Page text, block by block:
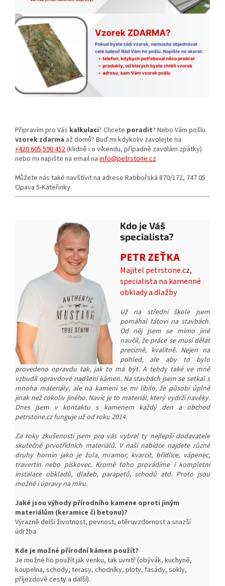
Připravím pro Vás kalkulaci? Chcete poradit? Nebo Vám pošlu
vzorek zdarma až domů? Buď mi kdykoliv zavolejte na
+420 605 590 452(klidně i o víkendu, případně zavolám zpátky)
nebo mi napište na email na info@petrstone.cz
Můžete nás také navštívit na adrese Ratibořská 870/172, 747 05
Opava 5-Kateřinky.
Kdo je Váš
specialista?
PETR ZEŤKA
Majitel petrstone.cz,
specialista na kamenné
obklady a dlažby
Už na střední škole jsem
pomáhal tátovi na stavbách.
Od něj jsem se mimo jiné
naučil, že práce se musí dělat
precizně, kvalitně. Nejen na
pohled, ale aby to bylo
provedeno opravdu tak, jak to má být. A tehdy také ve mně
vzbudil opravdové nadšení kámen. Na stavbách jsem se setkal s
mnoha materiály, ale na kameni se mi líbilo, že působí úplně
jinak než cokoliv jiného. Navíc je to materiál, který vydrží navěky.
Dnes jsem v kontaktu s kamenem každý den a obchod
petrstone.cz funguje už od roku 2014.
Za roky zkušeností jsem pro vás vybral ty nejlepší dodavatele
skutečně prvotřídních materiálů. V naší nabídce najdete různé
druhy hornin jako je žula, mramor, kvarcit, břidlice, vápenec,
travertin nebo pískovec. Kromě toho provádíme i kompletní
instalace obkladů, dlažeb, parapetů, schodů atd. Proto jsou
možné i úpravy na míru.
Jaké jsou výhody přírodního kamene oproti jiným
materiálům (keramice či betonu)?
Výrazně delší životnost, pevnost, otěruvzdornost a snazší
údržba.
Kde je možné přírodní kámen použít?
Je možné ho použít jak venku, tak uvnitř (obývák, kuchyně,
koupelna, schody, terasy, chodníky, ploty, fasády, sokly,
příjezdové cesty a další).